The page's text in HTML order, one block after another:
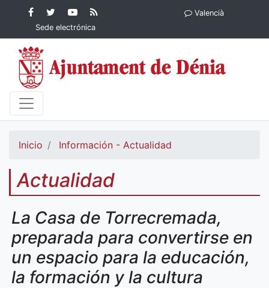
Contenido principalFacebook
Ayuntamiento de
Dénia
Ayuntamiento
de Dénia
YouTube
Ayuntamiento
de Dénia
Ayuntamiento
Sede electrónica
Valencià
Inicio Información - Actualidad
Actualidad
La Casa de Torrecremada,
preparada para convertirse en
un espacio para la educación,
la formación y la cultura